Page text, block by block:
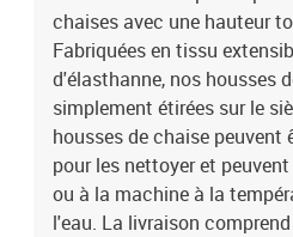
chaises avec une hauteur
Fabriquées en tissu
d'élasthanne, nos housses
simplement étirées sur le
housses de chaise
pour les nettoyer et
ou à la machine à la
l'eau. La livraison